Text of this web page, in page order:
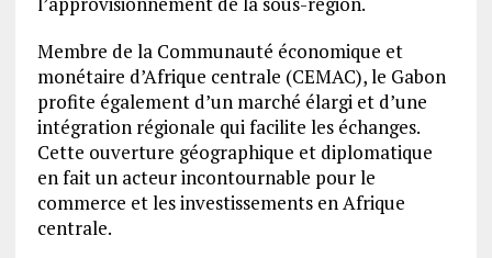
Membre de la Communauté économique et
monétaire d’Afrique centrale (CEMAC), le Gabon
profite également d’un marché élargi et d’une
intégration régionale qui facilite les échanges.
Cette ouverture géographique et diplomatique
en fait un acteur incontournable pour le
commerce et les investissements en Afrique
centrale.